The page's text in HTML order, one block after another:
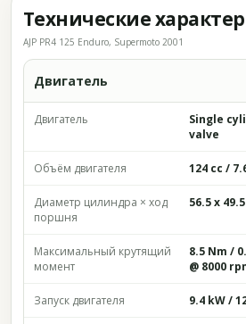
Технические
AJP PR4 125 Enduro, Supermoto 2001
Двигатель
Двигатель
Single
valve
Объём двигателя 124 cc /
Диаметр цилиндра × ход
поршня
56.5 x
Максимальный крутящий
момент
8.5 Nm /
@ 8000
Запуск двигателя 9.4 kW /